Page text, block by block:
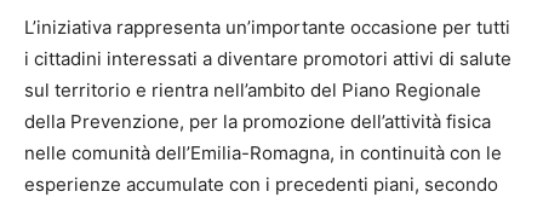
L’iniziativa rappresenta un’importante occasione per tutti
i cittadini interessati a diventare promotori attivi di salute
sul territorio e rientra nell’ambito del Piano Regionale
della Prevenzione, per la promozione dell’attività fisica
nelle comunità dell’Emilia-Romagna, in continuità con le
esperienze accumulate con i precedenti piani, secondo